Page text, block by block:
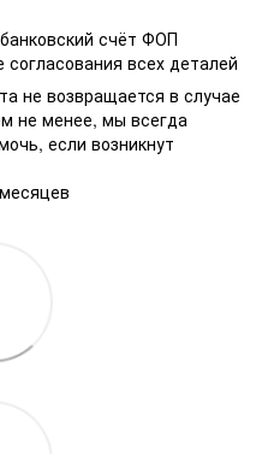
счёт ФОП
согласования всех деталей
не возвращается в случае
не менее, мы всегда
если возникнут